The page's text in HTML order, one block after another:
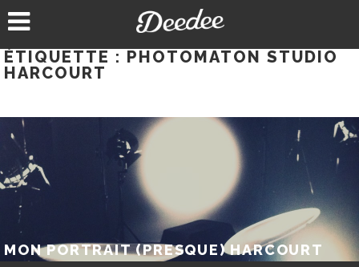
au
ÉTIQUETTE : PHOTOMATON STUDIO
HARCOURT
MON PORTRAIT (PRESQUE) HARCOURT